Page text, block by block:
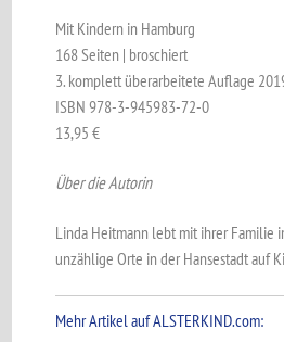
Mit Kindern in Hamburg
168 Seiten | broschiert
3. komplett überarbeitete Auflage
ISBN 978-3-945983-72-0
13,95 €
Über die Autorin
Linda Heitmann lebt mit ihrer Familie
unzählige Orte in der Hansestadt auf
Mehr Artikel auf ALSTERKIND.com: